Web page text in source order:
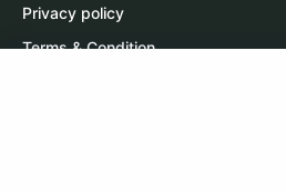
Privacy policy
Terms & Condition